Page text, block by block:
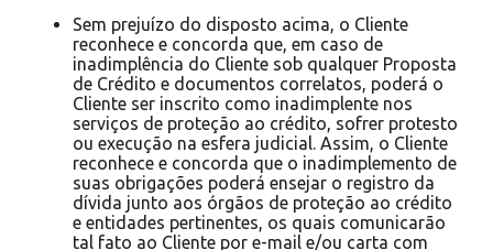
Sem prejuízo do disposto acima, o Cliente
reconhece e concorda que, em caso de
inadimplência do Cliente sob qualquer Proposta
de Crédito e documentos correlatos, poderá o
Cliente ser inscrito como inadimplente nos
serviços de proteção ao crédito, sofrer protesto
ou execução na esfera judicial. Assim, o Cliente
reconhece e concorda que o inadimplemento de
suas obrigações poderá ensejar o registro da
dívida junto aos órgãos de proteção ao crédito
e entidades pertinentes, os quais comunicarão
tal fato ao Cliente por e-mail e/ou carta com